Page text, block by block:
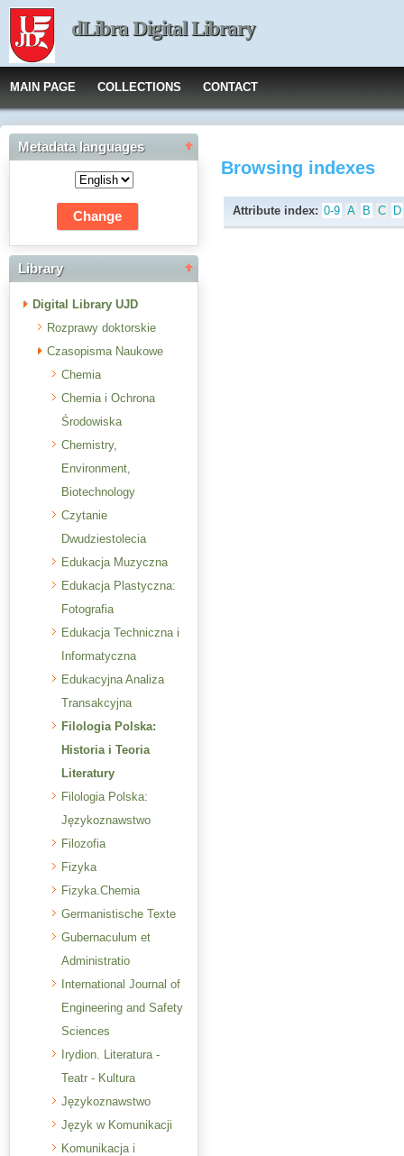
dLibra Digital Library
MAIN PAGE COLLECTIONS CONTACT
Metadata languages
Library
Digital Library UJD
Rozprawy doktorskie
Czasopisma Naukowe
Chemia
Chemia i Ochrona
Środowiska
Chemistry,
Environment,
Biotechnology
Czytanie
Dwudziestolecia
Edukacja Muzyczna
Edukacja Plastyczna:
Fotografia
Edukacja Techniczna i
Informatyczna
Edukacyjna Analiza
Transakcyjna
Filologia Polska:
Historia i Teoria
Literatury
Filologia Polska:
Językoznawstwo
Filozofia
Fizyka
Fizyka.Chemia
Germanistische Texte
Gubernaculum et
Administratio
International Journal of
Engineering and Safety
Sciences
Irydion. Literatura -
Teatr - Kultura
Językoznawstwo
Język w Komunikacji
Komunikacja i
Browsing indexes
Attribute index: 0-9 A B C D